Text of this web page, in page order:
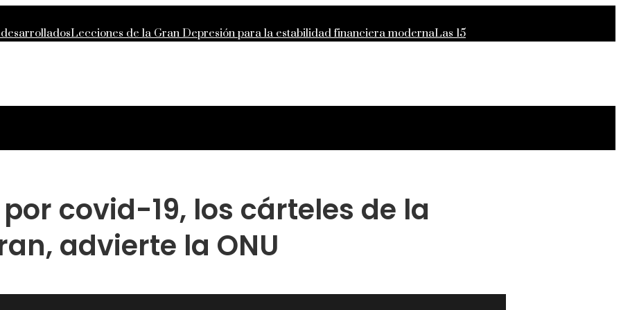
Lecciones de la Gran Depresión para la estabilidad financiera modernaLas 15
responsables en la RSE de Estados Unidos
covid-19, los cárteles de la
advierte la ONU